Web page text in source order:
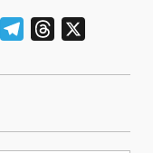
MessengerTelegramThreads